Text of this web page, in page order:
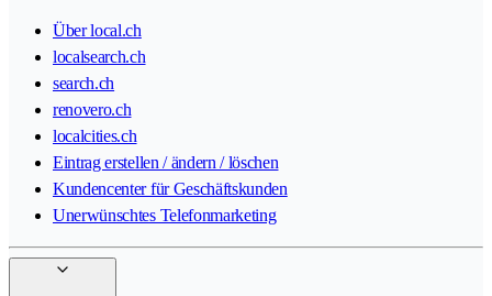
Über local.ch
localsearch.ch
search.ch
renovero.ch
localcities.ch
Eintrag erstellen / ändern / löschen
Kundencenter für Geschäftskunden
Unerwünschtes Telefonmarketing